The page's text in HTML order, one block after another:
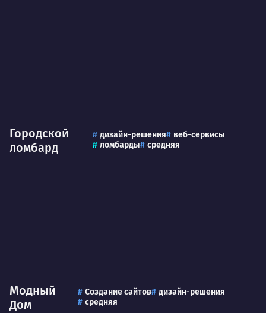
Городской
ломбард
дизайн-решения
веб-сервисы
ломбарды
средняя
Модный
Дом
Создание сайтов
дизайн-решения
средняя